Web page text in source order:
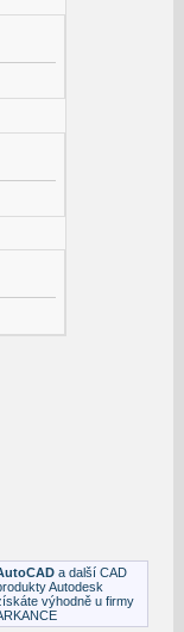
:
:
a další CAD
Autodesk
výhodně u firmy